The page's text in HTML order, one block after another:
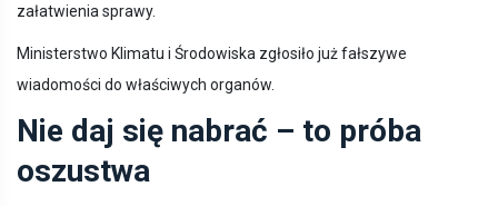
załatwienia sprawy.
Ministerstwo Klimatu i Środowiska zgłosiło już fałszywe
wiadomości do właściwych organów.
Nie daj się nabrać – to próba
oszustwa